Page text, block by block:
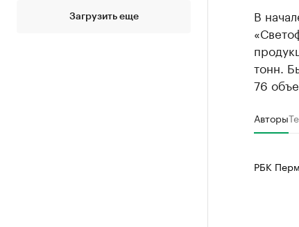
Загрузить еще
В
тонн.
76
Авторы
РБК